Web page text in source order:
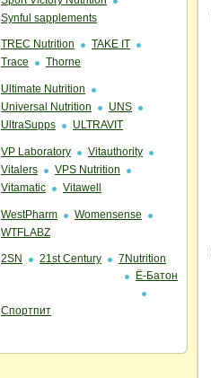
Synful sapplements
TREC Nutrition
TAKE IT
Trace
Thorne
Ultimate Nutrition
Universal Nutrition
UNS
UltraSupps
ULTRAVIT
VP Laboratory
Vitauthority
Vitalers
VPS Nutrition
Vitamatic
Vitawell
WestPharm
Womensense
WTFLABZ
2SN 21st Century
7Nutrition
Ё-Батон
Спортпит